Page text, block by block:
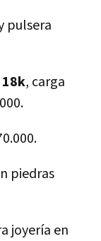
pulsera
, carga
piedras
joyería en